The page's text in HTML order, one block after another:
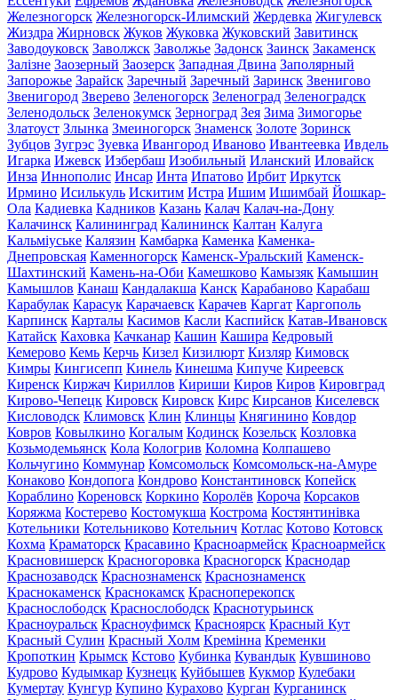
Железногорск Железногорск-Илимский Жердевка Жигулевск
Жиздра Жирновск Жуков Жуковка Жуковский Завитинск
Заводоуковск Заволжск Заволжье Задонск Заинск Закаменск
Залізне Заозерный Заозерск Западная Двина Заполярный
Запорожье Зарайск Заречный Заречный Заринск Звенигово
Звенигород Зверево Зеленогорск Зеленоград Зеленоградск
Зеленодольск Зеленокумск Зерноград Зея Зима Зимогорье
Златоуст Злынка Змеиногорск Знаменск Золоте Зоринск
Зубцов Зугрэс Зуевка Ивангород Иваново Ивантеевка Ивдель
Игарка Ижевск Избербаш Изобильный Иланский Иловайск
Инза Иннополис Инсар Инта Ипатово Ирбит Иркутск
Ирмино Исилькуль Искитим Истра Ишим Ишимбай Йошкар-
Ола Кадиевка Кадников Казань Калач Калач-на-Дону
Калачинск Калининград Калининск Калтан Калуга
Кальміуське Калязин Камбарка Каменка Каменка-
Днепровская Каменногорск Каменск-Уральский Каменск-
Шахтинский Камень-на-Оби Камешково Камызяк Камышин
Камышлов Канаш Кандалакша Канск Карабаново Карабаш
Карабулак Карасук Карачаевск Карачев Каргат Каргополь
Карпинск Карталы Касимов Касли Каспийск Катав-Ивановск
Катайск Каховка Качканар Кашин Кашира Кедровый
Кемерово Кемь Керчь Кизел Кизилюрт Кизляр Кимовск
Кимры Кингисепп Кинель Кинешма Кипуче Киреевск
Киренск Киржач Кириллов Кириши Киров Киров Кировград
Кирово-Чепецк Кировск Кировск Кирс Кирсанов Киселевск
Кисловодск Климовск Клин Клинцы Княгинино Ковдор
Ковров Ковылкино Когалым Кодинск Козельск Козловка
Козьмодемьянск Кола Кологрив Коломна Колпашево
Кольчугино Коммунар Комсомольск Комсомольск-на-Амуре
Конаково Кондопога Кондрово Константиновск Копейск
Кораблино Кореновск Коркино Королёв Короча Корсаков
Коряжма Костерево Костомукша Кострома Костянтинівка
Котельники Котельниково Котельнич Котлас Котово Котовск
Кохма Краматорск Красавино Красноармейск Красноармейск
Красновишерск Красногоровка Красногорск Краснодар
Краснозаводск Краснознаменск Краснознаменск
Краснокаменск Краснокамск Красноперекопск
Краснослободск Краснослободск Краснотурьинск
Красноуральск Красноуфимск Красноярск Красный Кут
Красный Сулин Красный Холм Кремінна Кременки
Кропоткин Крымск Кстово Кубинка Кувандык Кувшиново
Кудрово Кудымкар Кузнецк Куйбышев Кукмор Кулебаки
Кумертау Кунгур Купино Курахово Курган Курганинск